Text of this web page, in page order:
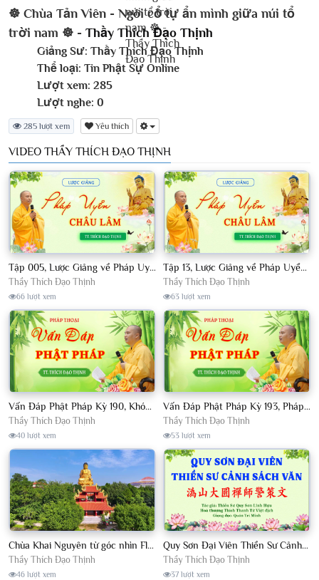
☸️ Chùa Tản Viên - Ngôi cổ tự ẩn mình giữa núi tổ
trời nam ☸️ - Thầy Thích Đạo Thịnh
Giảng Sư: Thầy Thích Đạo Thịnh
Thể loại: Tin Phật Sự Online
Lượt xem: 285
Lượt nghe: 0
285 lượt xem Yêu thích
VIDEO THẦY THÍCH ĐẠO THỊNH
Tập 005, Lược Giảng về Pháp Uyển Châu Lâm, Chủ giảng TT Thích Đạo Thịnh
Thầy Thích Đạo Thịnh
66 lượt xem
Tập 13, Lược Giảng về Pháp Uyển Châu Lâm, Chủ giảng TT Thích Đạo Thịnh
Thầy Thích Đạo Thịnh
63 lượt xem
Vấn Đáp Phật Pháp Kỳ 190, Khóa Tu Sinh Viên Con Kể Bụt Nghe Tháng 05, 2023 TT. Thích Đạo Thịnh - CKN
Thầy Thích Đạo Thịnh
40 lượt xem
Vấn Đáp Phật Pháp Kỳ 193, Pháp Hội TPTTHN Tháng 04/2023 TT. Thích Đạo Thịnh - CKN
Thầy Thích Đạo Thịnh
53 lượt xem
Chùa Khai Nguyên từ góc nhìn Flycam
Thầy Thích Đạo Thịnh
46 lượt xem
Quy Sơn Đại Viên Thiền Sư Cảnh Sách Văn - HT Thích Thanh Từ Việt dịch
Thầy Thích Đạo Thịnh
37 lượt xem